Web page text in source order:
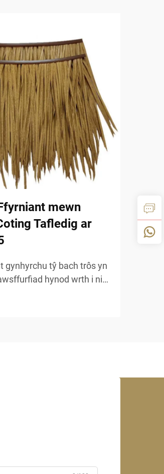
mewn
Tafledig ar
gynhyrchu tŷ bach trôs yn
hynod wrth i ni
sy'n ailsiapio